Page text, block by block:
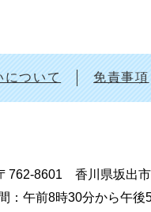
について 免責事項
762-8601 香川県坂出
：午前8時30分から午